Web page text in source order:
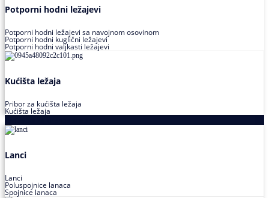
Potporni hodni ležajevi
Potporni hodni ležajevi sa navojnom osovinom
Potporni hodni kuglični ležajevi
Potporni hodni valjkasti ležajevi
Kućišta ležaja
Pribor za kućišta ležaja
Kućišta ležaja
Lanci
Lanci
Poluspojnice lanaca
Spojnice lanaca